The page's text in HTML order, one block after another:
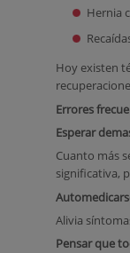
Hernia
Hoy existen
Errores
Esperar
Cuanto más
significativa,
Alivia
Pensar que